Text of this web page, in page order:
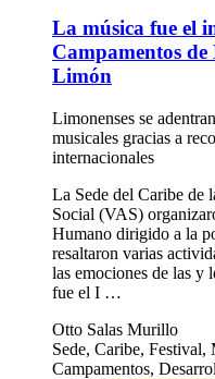
La música fue el
Campamentos
Limón
Limonenses se
musicales gracias a
internacionales
La Sede del Caribe de
Social (VAS)
Humano dirigido a la
resaltaron varias
las emociones de las y
fue el I …
Otto Salas Murillo
Sede, Caribe, Festival,
Campamentos,